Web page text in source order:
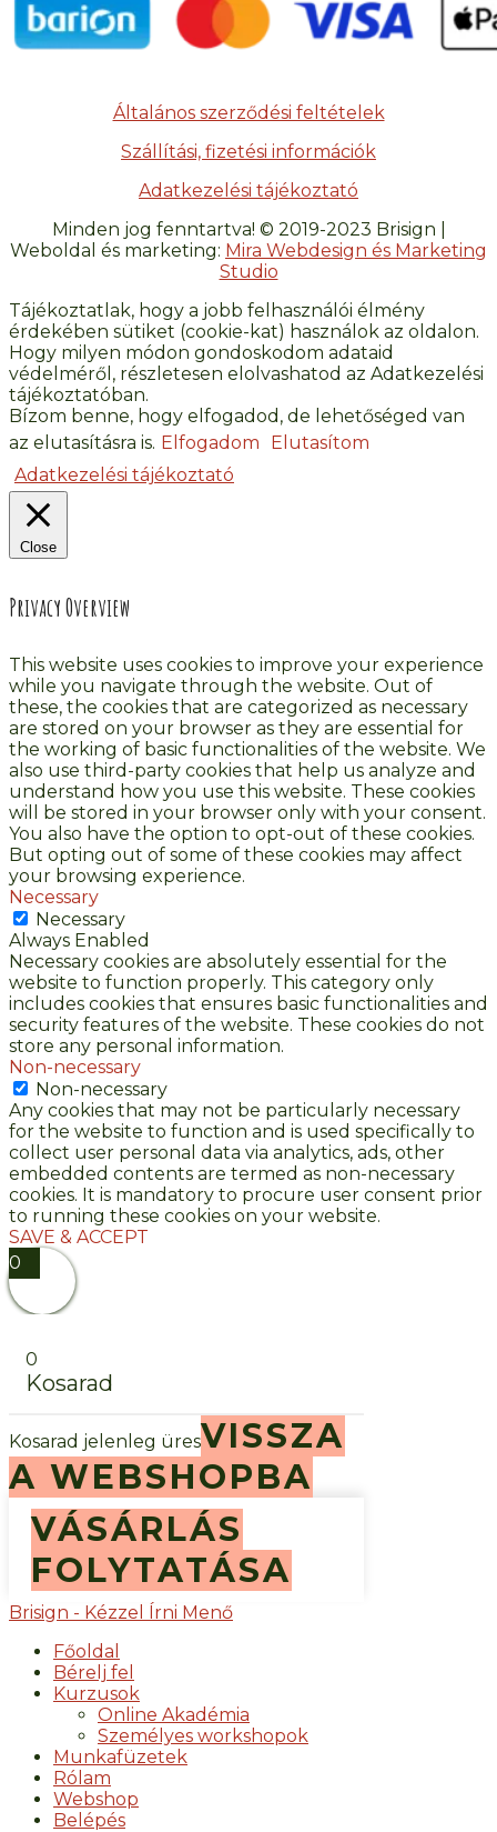
Általános szerződési feltételek
Szállítási, fizetési információk
Adatkezelési tájékoztató
Minden jog fenntartva! © 2019-2023 Brisign |
Weboldal és marketing: Mira Webdesign és Marketing
Studio
Tájékoztatlak, hogy a jobb felhasználói élmény
érdekében sütiket (cookie-kat) használok az oldalon.
Hogy milyen módon gondoskodom adataid
védelméről, részletesen elolvashatod az Adatkezelési
tájékoztatóban.
Bízom benne, hogy elfogadod, de lehetőséged van
az elutasításra is. Elfogadom
Elutasítom
Adatkezelési tájékoztató
Close
Privacy Overview
This website uses cookies to improve your experience
while you navigate through the website. Out of
these, the cookies that are categorized as necessary
are stored on your browser as they are essential for
the working of basic functionalities of the website. We
also use third-party cookies that help us analyze and
understand how you use this website. These cookies
will be stored in your browser only with your consent.
You also have the option to opt-out of these cookies.
But opting out of some of these cookies may affect
your browsing experience.
Necessary
Necessary
Always Enabled
Necessary cookies are absolutely essential for the
website to function properly. This category only
includes cookies that ensures basic functionalities and
security features of the website. These cookies do not
store any personal information.
Non-necessary
Non-necessary
Any cookies that may not be particularly necessary
for the website to function and is used specifically to
collect user personal data via analytics, ads, other
embedded contents are termed as non-necessary
cookies. It is mandatory to procure user consent prior
to running these cookies on your website.
SAVE & ACCEPT
0
0
Kosarad
Kosarad jelenleg üresVISSZA
A WEBSHOPBA
VÁSÁRLÁS
FOLYTATÁSA
Brisign - Kézzel Írni Menő
Főoldal
Bérelj fel
Kurzusok
Online Akadémia
Személyes workshopok
Munkafüzetek
Rólam
Webshop
Belépés